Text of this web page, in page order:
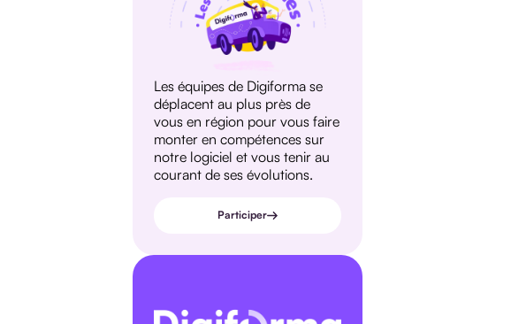
Les équipes de Digiforma se
déplacent au plus près de
vous en région pour vous faire
monter en compétences sur
notre logiciel et vous tenir au
courant de ses évolutions.
Participer